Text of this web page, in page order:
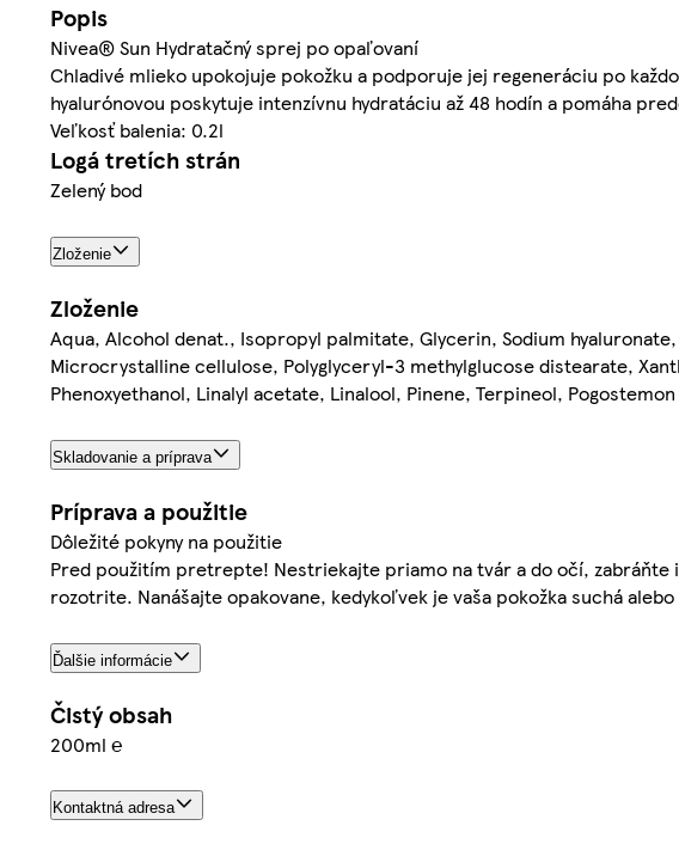
Popis
Nivea® Sun Hydratačný sprej po opaľovaní
Chladivé mlieko upokojuje pokožku a podporuje jej regeneráciu po
hyalurónovou poskytuje intenzívnu hydratáciu až 48 hodín a pomáha
Veľkosť balenia: 0.2l
Logá tretích strán
Zelený bod
Zloženie
Zloženie
Aqua, Alcohol denat., Isopropyl palmitate, Glycerin, Sodium
Microcrystalline cellulose, Polyglyceryl-3 methylglucose distearate,
Phenoxyethanol, Linalyl acetate, Linalool, Pinene, Terpineol,
Skladovanie a príprava
Príprava a použitie
Dôležité pokyny na použitie
Pred použitím pretrepte! Nestriekajte priamo na tvár a do očí, zabráňte
rozotrite. Nanášajte opakovane, kedykoľvek je vaša pokožka suchá
Ďalšie informácie
Čistý obsah
200ml ℮
Kontaktná adresa